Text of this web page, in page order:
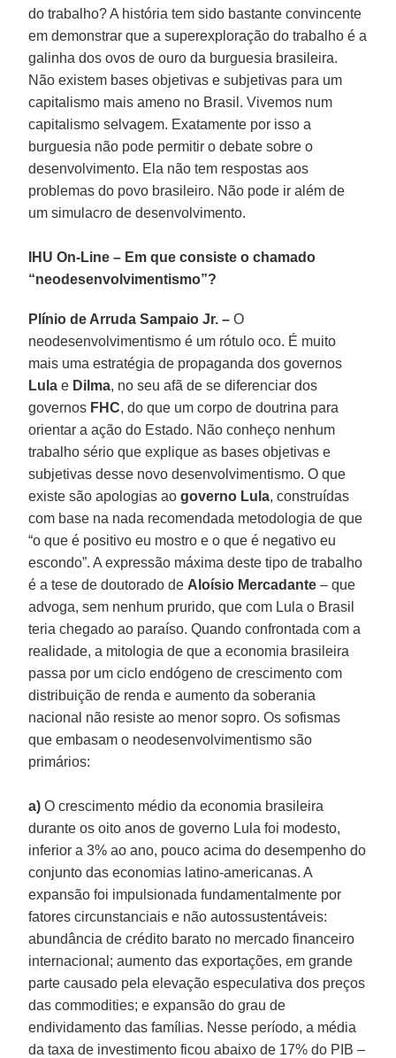
do trabalho? A história tem sido bastante convincente
em demonstrar que a superexploração do trabalho é a
galinha dos ovos de ouro da burguesia brasileira.
Não existem bases objetivas e subjetivas para um
capitalismo mais ameno no Brasil. Vivemos num
capitalismo selvagem. Exatamente por isso a
burguesia não pode permitir o debate sobre o
desenvolvimento. Ela não tem respostas aos
problemas do povo brasileiro. Não pode ir além de
um simulacro de desenvolvimento.
IHU On-Line – Em que consiste o chamado
“neodesenvolvimentismo”?
Plínio de Arruda Sampaio Jr. – O
neodesenvolvimentismo é um rótulo oco. É muito
mais uma estratégia de propaganda dos governos
Lulae Dilma, no seu afã de se diferenciar dos
governos FHC, do que um corpo de doutrina para
orientar a ação do Estado. Não conheço nenhum
trabalho sério que explique as bases objetivas e
subjetivas desse novo desenvolvimentismo. O que
existe são apologias aogoverno Lula, construídas
com base na nada recomendada metodologia de que
“o que é positivo eu mostro e o que é negativo eu
escondo”. A expressão máxima deste tipo de trabalho
é a tese de doutorado de Aloísio Mercadante – que
advoga, sem nenhum prurido, que com Lula o Brasil
teria chegado ao paraíso. Quando confrontada com a
realidade, a mitologia de que a economia brasileira
passa por um ciclo endógeno de crescimento com
distribuição de renda e aumento da soberania
nacional não resiste ao menor sopro. Os sofismas
que embasam o neodesenvolvimentismo são
primários:
a)O crescimento médio da economia brasileira
durante os oito anos de governo Lula foi modesto,
inferior a 3% ao ano, pouco acima do desempenho do
conjunto das economias latino-americanas. A
expansão foi impulsionada fundamentalmente por
fatores circunstanciais e não autossustentáveis:
abundância de crédito barato no mercado financeiro
internacional; aumento das exportações, em grande
parte causado pela elevação especulativa dos preços
das commodities; e expansão do grau de
endividamento das famílias. Nesse período, a média
da taxa de investimento ficou abaixo de 17% do PIB –